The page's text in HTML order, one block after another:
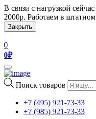
В связи с нагрузкой
2000р. Работаем в
Закрыть
0
0₽
Toggle
navigation
Поиск товаров
+7 (495) 921-73-33
+7 (985) 921-73-33